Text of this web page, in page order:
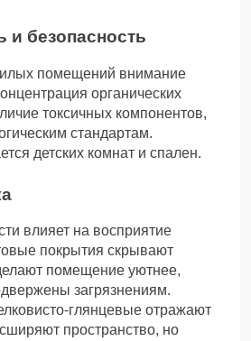
и безопасность
помещений внимание
органических
токсичных компонентов,
стандартам.
детских комнат и спален.
влияет на восприятие
покрытия скрывают
помещение уютнее,
загрязнениям.
глянцевые отражают
пространство, но